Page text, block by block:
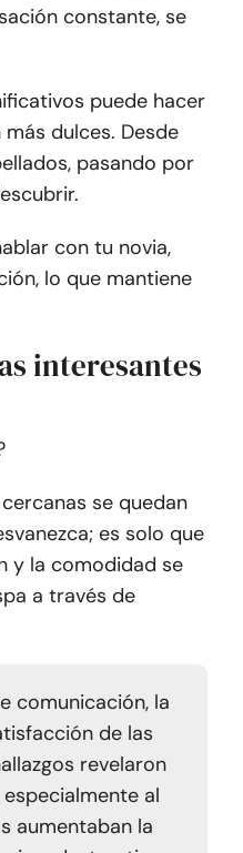
constante, se
puede hacer
dulces. Desde
pasando por
con tu novia,
lo que mantiene
interesantes
se quedan
es solo que
y la comodidad se
a través de
comunicación, la
de las
revelaron
al
aumentaban la